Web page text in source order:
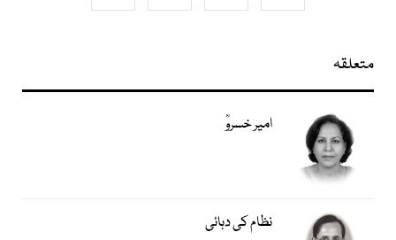
متعلقہ
امیر خسروؒ
نظام کی دہائی